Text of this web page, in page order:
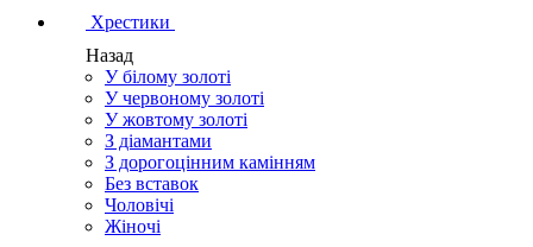
Хрестики
Назад
У білому золоті
У червоному золоті
У жовтому золоті
З діамантами
З дорогоцінним камінням
Без вставок
Чоловічі
Жіночі